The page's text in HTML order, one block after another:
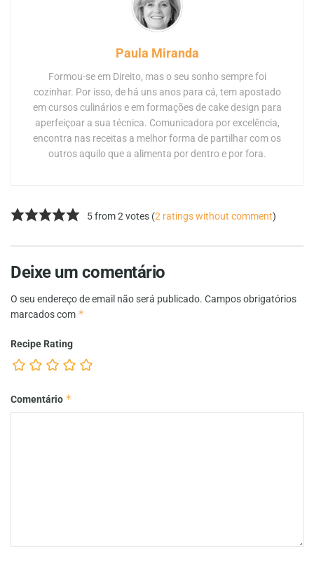
Paula Miranda
Formou-se em Direito, mas o seu sonho sempre foi
cozinhar. Por isso, de há uns anos para cá, tem apostado
em cursos culinários e em formações de cake design para
aperfeiçoar a sua técnica. Comunicadora por excelência,
encontra nas receitas a melhor forma de partilhar com os
outros aquilo que a alimenta por dentro e por fora.
5 from 2 votes (2 ratings without comment)
Deixe um comentário
O seu endereço de email não será publicado. Campos obrigatórios
marcados com *
Recipe Rating
Comentário *